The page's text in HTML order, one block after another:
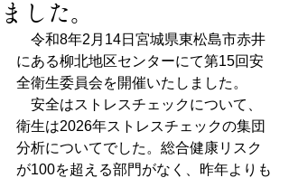
ました。
令和8年2月14日宮城県東松島市赤井
にある柳北地区センターにて第15回安
全衛生委員会を開催いたしました。
安全はストレスチェックについて、
衛生は2026年ストレスチェックの集団
分析についてでした。総合健康リスク
が100を超える部門がなく、昨年よりも